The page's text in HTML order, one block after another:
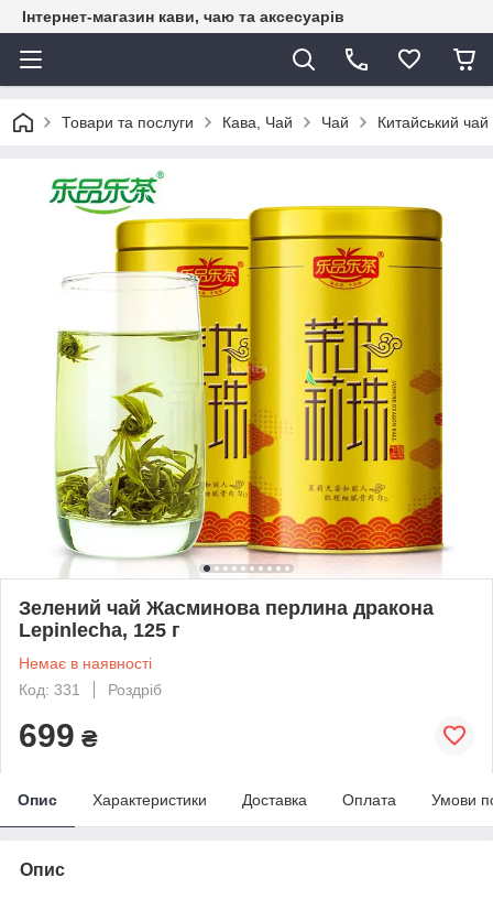
Інтернет-магазин кави, чаю та аксесуарів
Товари та послуги Кава, Чай Чай Китайський чай
Зелений чай Жасминова перлина дракона
Lepinlecha, 125 г
Немає в наявності
Код: 331
Роздріб
699 ₴
Опис Характеристики Доставка Оплата Умови
Опис